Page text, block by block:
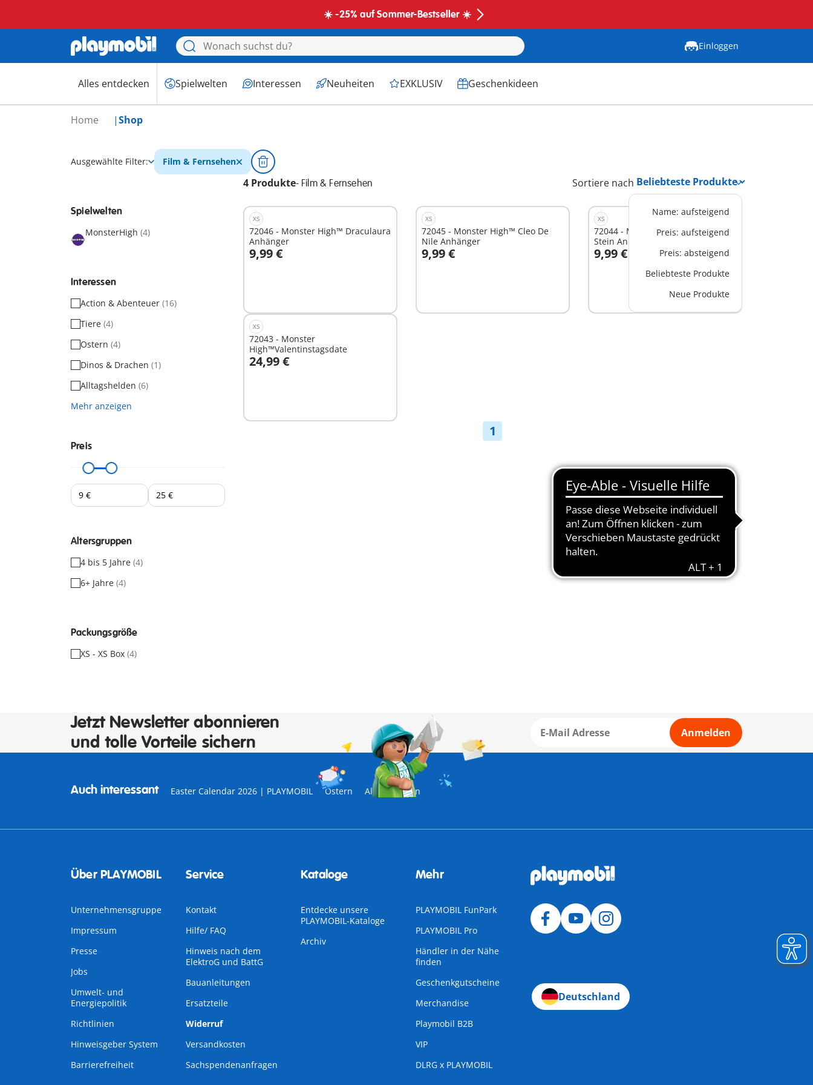
☀️ -25% auf Sommer-Bestseller ☀️
Einloggen
Alles entdecken Spielwelten Interessen Neuheiten EXKLUSIV Geschenkideen
Home Shop
Ausgewählte Filter: Film & Fernsehen
4 Produkte- Film & Fernsehen Sortiere nach
Name: aufsteigend
Preis: aufsteigend
Preis: absteigend
Beliebteste Produkte
Neue Produkte
Spielwelten
MonsterHigh (4)
Interessen
Action & Abenteuer (16)
Tiere (4)
Ostern (4)
Dinos & Drachen (1)
Alltagshelden (6)
Mehr anzeigen
Preis
Altersgruppen
4 bis 5 Jahre (4)
6+ Jahre (4)
Packungsgröße
XS - XS Box (4)
XS
72046 - Monster High™ Draculaura
Anhänger
9,99 €
In den Warenkorb
XS
72045 - Monster High™ Cleo De
Nile Anhänger
9,99 €
In den Warenkorb
XS
72044 - Monster High™ Frankie
Stein Anhänger
9,99 €
In den Warenkorb
XS
72043 - Monster
High™Valentinstagsdate
24,99 €
In den Warenkorb
1
Jetzt Newsletter abonnieren
und tolle Vorteile sichern
Anmelden
Auch interessant Easter Calendar 2026 | PLAYMOBIL Ostern Alltagshelden
Über PLAYMOBIL
Unternehmensgruppe
Impressum
Presse
Jobs
Umwelt- und
Energiepolitik
Richtlinien
Hinweisgeber System
Barrierefreiheit
Service
Kontakt
Hilfe/ FAQ
Hinweis nach dem
ElektroG und BattG
Bauanleitungen
Ersatzteile
Widerruf
Versandkosten
Sachspendenanfragen
Kataloge
Entdecke unsere
PLAYMOBIL-Kataloge
Archiv
Mehr
PLAYMOBIL FunPark
PLAYMOBIL Pro
Händler in der Nähe
finden
Geschenkgutscheine
Merchandise
Playmobil B2B
VIP
DLRG x PLAYMOBIL
Deutschland